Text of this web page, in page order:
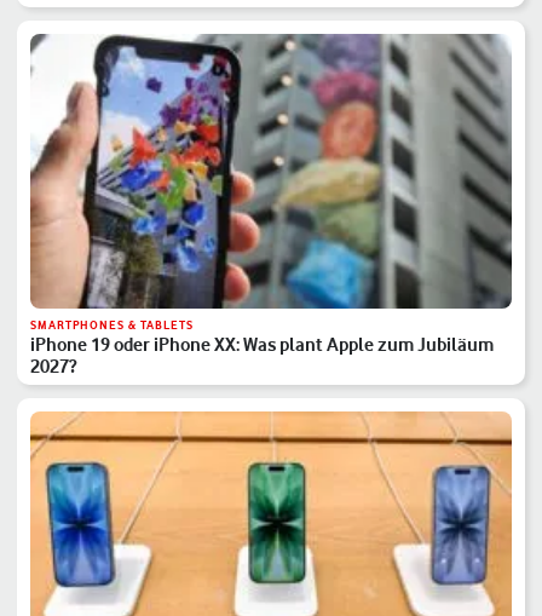
SMARTPHONES & TABLETS
iPhone 19 oder iPhone XX: Was plant Apple zum Jubiläum
2027?